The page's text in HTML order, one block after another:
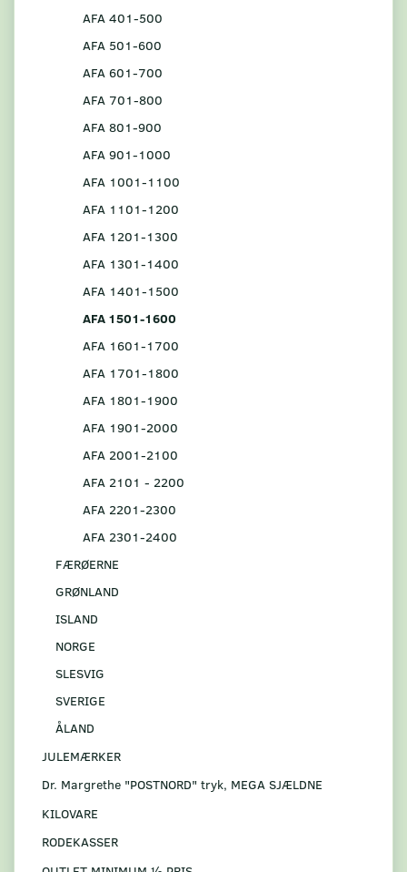
AFA 401-500
AFA 501-600
AFA 601-700
AFA 701-800
AFA 801-900
AFA 901-1000
AFA 1001-1100
AFA 1101-1200
AFA 1201-1300
AFA 1301-1400
AFA 1401-1500
AFA 1501-1600
AFA 1601-1700
AFA 1701-1800
AFA 1801-1900
AFA 1901-2000
AFA 2001-2100
AFA 2101 - 2200
AFA 2201-2300
AFA 2301-2400
FÆRØERNE
GRØNLAND
ISLAND
NORGE
SLESVIG
SVERIGE
ÅLAND
JULEMÆRKER
Dr. Margrethe "POSTNORD" tryk, MEGA SJÆLDNE
KILOVARE
RODEKASSER